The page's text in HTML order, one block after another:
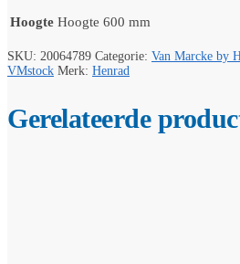
Hoogte Hoogte 600 mm
SKU: 20064789 Categorie: Van Marcke by
VMstock Merk: Henrad
Gerelateerde